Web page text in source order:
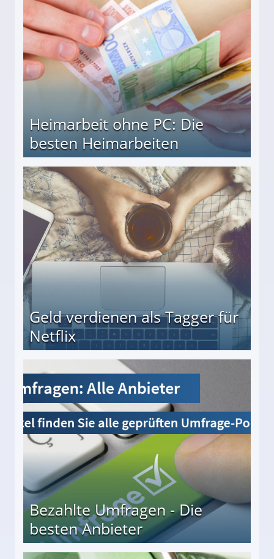
Heimarbeit ohne PC: Die
besten Heimarbeiten
Geld verdienen als Tagger für
Netflix
Bezahlte Umfragen - Die
besten Anbieter